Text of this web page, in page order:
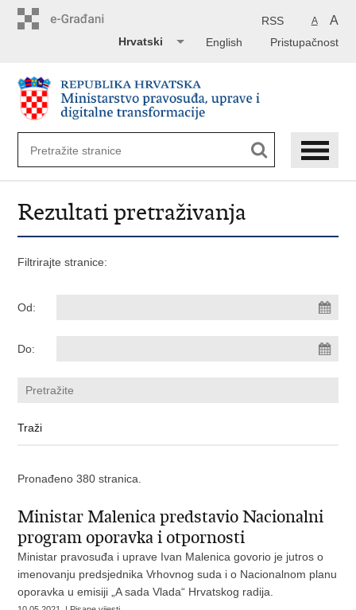
A A
RSS
Pristupačnost
English
Hrvatski
Rezultati pretraživanja
Filtrirajte stranice:
Od:
Do:
Pronađeno 380 stranica.
Ministar Malenica predstavio Nacionalni
program oporavka i otpornosti
Ministar pravosuđa i uprave Ivan Malenica govorio je jutros o
imenovanju predsjednika Vrhovnog suda i o Nacionalnom planu
oporavka u emisiji „A sada Vlada“ Hrvatskog radija.